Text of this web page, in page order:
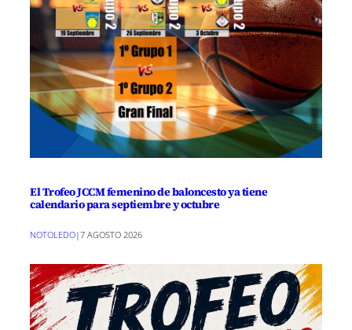
El Trofeo JCCM femenino de baloncesto ya tiene
calendario para septiembre y octubre
NOTOLEDO|7 AGOSTO 2026